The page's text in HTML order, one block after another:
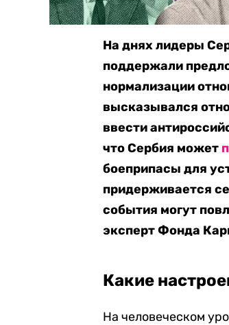
На днях лидеры
поддержали
нормализации
высказывался
ввести
что Сербия может
боеприпасы для
придерживается
события могут
эксперт Фонда
Какие
На человеческом